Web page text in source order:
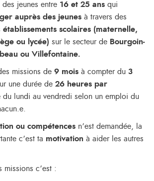
jeunes entre 16 et 25 ans qui
auprès des jeunes à travers des
établissements scolaires (maternelle,
ou lycée) sur le secteur de Bourgoin-
ou Villefontaine.
missions de 9 mois à compter du 3
une durée de 26 heures par
du lundi au vendredi selon un emploi du
ou compétences n’est demandée, la
c’est ta motivation à aider les autres
missions c’est :